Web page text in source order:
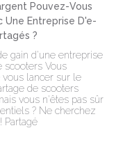
Pouvez-Vous
Une Entreprise D'e-
?
gain d'une entreprise
scooters Vous
vous lancer sur le
de scooters
vous n'êtes pas sûr
? Ne cherchez
Partagé